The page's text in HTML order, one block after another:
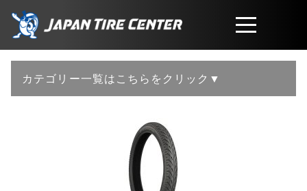
取扱商品
工賃・サービスについて
カテゴリー一覧はこちらをクリック▼